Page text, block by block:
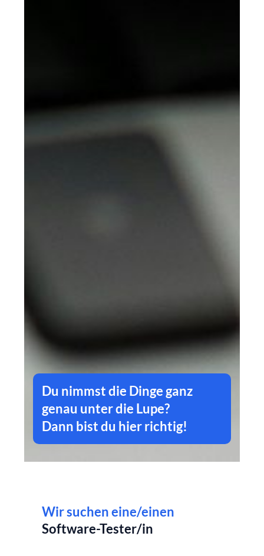
Du nimmst die Dinge ganz
genau unter die Lupe?
Dann bist du hier richtig!
Wir suchen eine/einen
Software-Tester/in